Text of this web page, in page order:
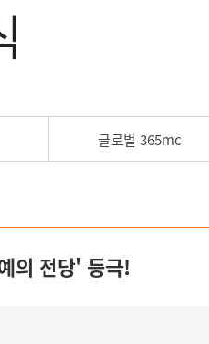
글로벌 365mc
의 전당' 등극!